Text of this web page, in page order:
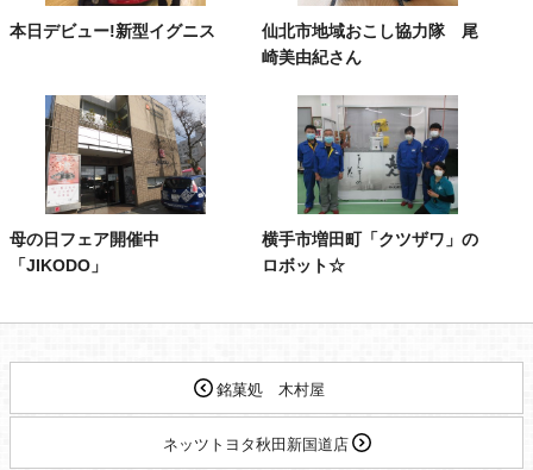
本日デビュー!新型イグニス
仙北市地域おこし協力隊 尾
崎美由紀さん
母の日フェア開催中
「JIKODO」
横手市増田町「クツザワ」の
ロボット☆
銘菓処 木村屋
ネッツトヨタ秋田新国道店